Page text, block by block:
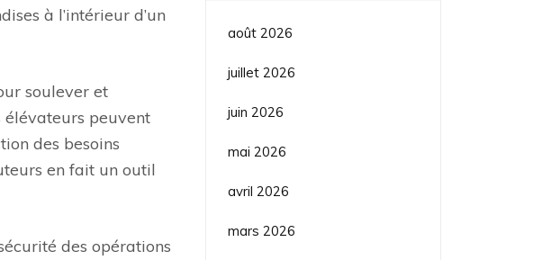
à l’intérieur d’un
soulever et
élévateurs peuvent
des besoins
en fait un outil
des opérations
août 2026
juillet 2026
juin 2026
mai 2026
avril 2026
mars 2026